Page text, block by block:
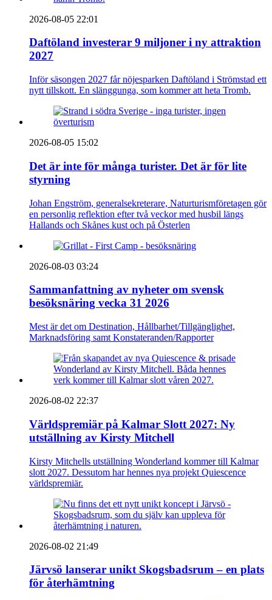
2026-08-05 22:01
Daftöland investerar 9 miljoner i ny attraktion
2027
Inför säsongen 2027 får nöjesparken Daftöland i Strömstad ett
nytt tillskott. En slänggunga, som kommer att heta Tromb.
2026-08-05 15:02
Det är inte för många turister. Det är för lite
styrning
Johan Engström, generalsekreterare, Naturturismföretagen gör
en personlig reflektion efter två veckor med husbil längs
Hallands och Skånes kust och på Österlen
2026-08-03 03:24
Sammanfattning av nyheter om svensk
besöksnäring vecka 31 2026
Mest är det om Destination, Hållbarhet/Tillgänglighet,
Marknadsföring samt Konstateranden/Rapporter
2026-08-02 22:37
Världspremiär på Kalmar Slott 2027: Ny
utställning av Kirsty Mitchell
Kirsty Mitchells utställning Wonderland kommer till Kalmar
slott 2027. Dessutom har hennes nya projekt Quiescence
världspremiär.
2026-08-02 21:49
Järvsö lanserar unikt Skogsbadsrum – en plats
för återhämtning